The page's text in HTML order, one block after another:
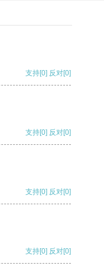
支持[0] 反对[0]
支持[0] 反对[0]
支持[0] 反对[0]
支持[0] 反对[0]